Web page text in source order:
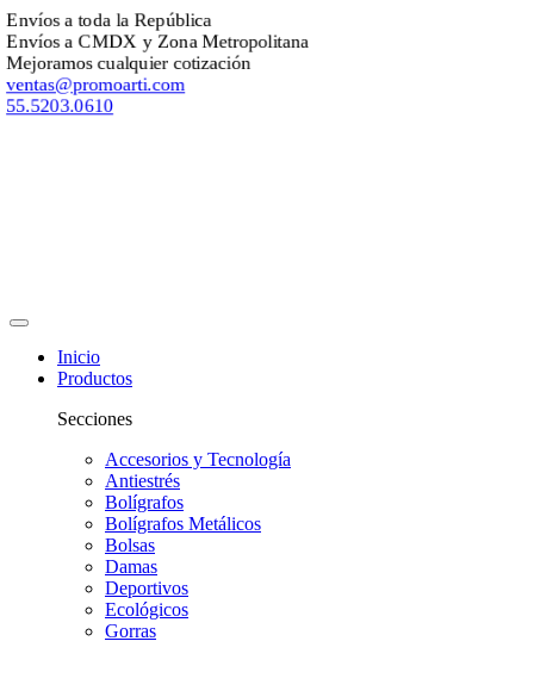
Envíos a toda la República
Envíos a CMDX y Zona Metropolitana
Mejoramos cualquier cotización
ventas@promoarti.com
55.5203.0610
Inicio
Productos
Secciones
Accesorios y Tecnología
Antiestrés
Bolígrafos
Bolígrafos Metálicos
Bolsas
Damas
Deportivos
Ecológicos
Gorras